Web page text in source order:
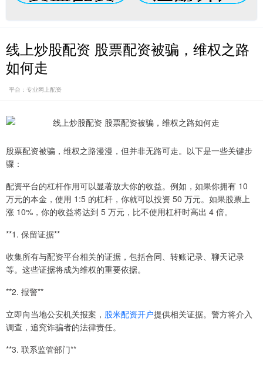
线上炒股配资 股票配资被骗，维权之路
如何走
平台：专业网上配资
股票配资被骗，维权之路漫漫，但并非无路可走。以下是一些关键步
骤：
配资平台的杠杆作用可以显著放大你的收益。例如，如果你拥有 10
万元的本金，使用 1:5 的杠杆，你就可以投资 50 万元。如果股票上
涨 10%，你的收益将达到 5 万元，比不使用杠杆时高出 4 倍。
**1. 保留证据**
收集所有与配资平台相关的证据，包括合同、转账记录、聊天记录
等。这些证据将成为维权的重要依据。
**2. 报警**
立即向当地公安机关报案， 股米配资开户提供相关证据。警方将介入
调查，追究诈骗者的法律责任。
**3. 联系监管部门**